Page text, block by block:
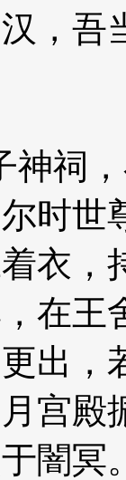
，吾
祠
时世
衣，
在王
出，
宫殿
闇冥